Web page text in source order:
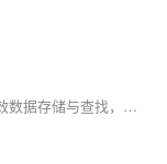
Python字典如瑞士军刀般强大，以键值对实现高效数据存储与查找，广泛应用于配置管理、缓存、统计等场景。本文详解字典基础、进阶技巧、实战应用与常见陷阱，助你掌握这一核心数据结构，写出更高效、优雅的Python代码。